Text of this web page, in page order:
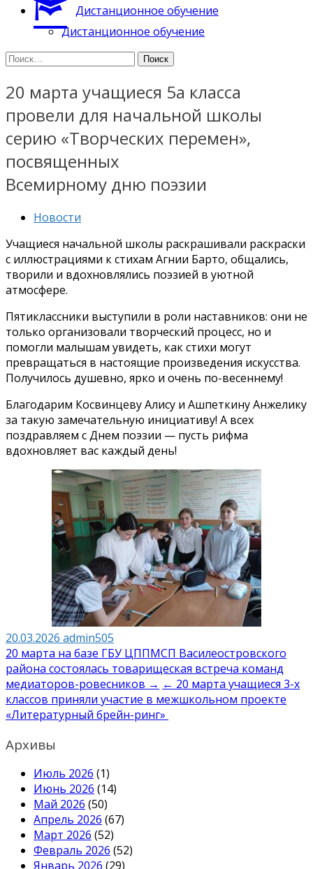
Дистанционное обучение
Дистанционное обучение
Найти:
20 марта учащиеся 5а класса
провели для начальной школы
серию «Творческих перемен»,
посвященных
Всемирному дню поэзии
Новости
Учащиеся начальной школы раскрашивали раскраски
с иллюстрациями к стихам Агнии Барто, общались,
творили и вдохновлялись поэзией в уютной
атмосфере.
Пятиклассники выступили в роли наставников: они не
только организовали творческий процесс, но и
помогли малышам увидеть, как стихи могут
превращаться в настоящие произведения искусства.
Получилось душевно, ярко и очень по-весеннему!
Благодарим Косвинцеву Алису и Ашпеткину Анжелику
за такую замечательную инициативу! А всех
поздравляем с Днем поэзии — пусть рифма
вдохновляет вас каждый день!
20.03.2026 admin505
Навигация
по
записям
20 марта на базе ГБУ ЦППМСП Василеостровского
района состоялась товарищеская встреча команд
медиаторов-ровесников → ← 20 марта учащиеся 3-х
классов приняли участие в межшкольном проекте
«Литературный брейн-ринг»
Архивы
Июль 2026 (1)
Июнь 2026 (14)
Май 2026 (50)
Апрель 2026 (67)
Март 2026 (52)
Февраль 2026 (52)
Январь 2026 (29)